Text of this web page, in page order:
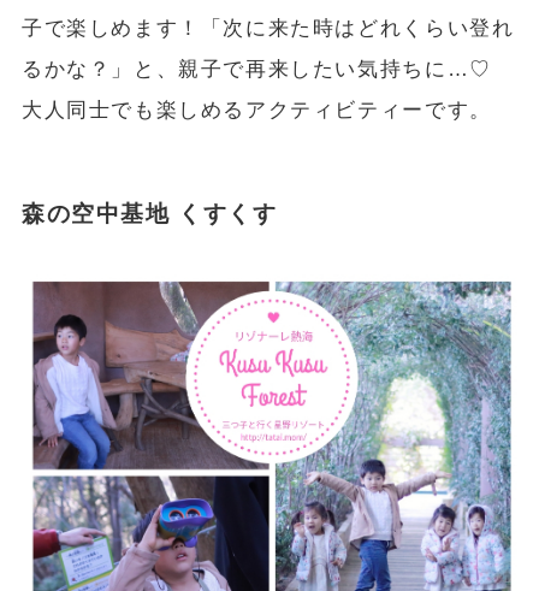
子で楽しめます！「次に来た時はどれくらい登れ
るかな？」と、親子で再来したい気持ちに…♡
大人同士でも楽しめるアクティビティーです。
森の空中基地 くすくす